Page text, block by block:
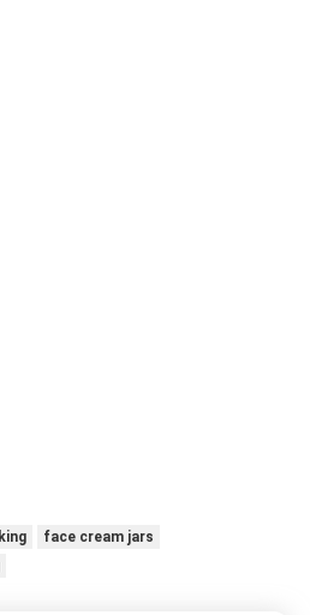
face cream jars